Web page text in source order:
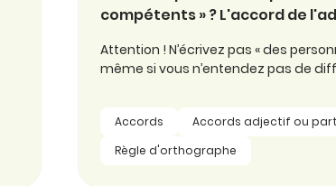
compétents » ? L'accord de
Attention ! N’écrivez pas « des
même si vous n’entendez pas de
Accords Accords adjectif ou
Règle d'orthographe